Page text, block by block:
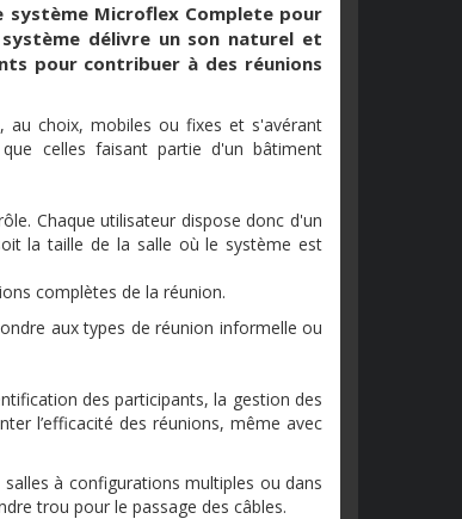
Microflex Complete pour
délivre un son naturel et
pour contribuer à des réunions
au choix, mobiles ou fixes et s'avérant
celles faisant partie d'un bâtiment
Chaque utilisateur dispose donc d'un
la taille de la salle où le système est
complètes de la réunion.
aux types de réunion informelle ou
des participants, la gestion des
l’efficacité des réunions, même avec
à configurations multiples ou dans
trou pour le passage des câbles.